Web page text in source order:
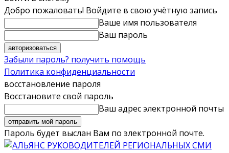
Добро пожаловать! Войдите в свою учётную запись
Ваше имя пользователя
Ваш пароль
Забыли пароль? получить помощь
Политика конфиденциальности
восстановление пароля
Восстановите свой пароль
Ваш адрес электронной почты
Пароль будет выслан Вам по электронной почте.